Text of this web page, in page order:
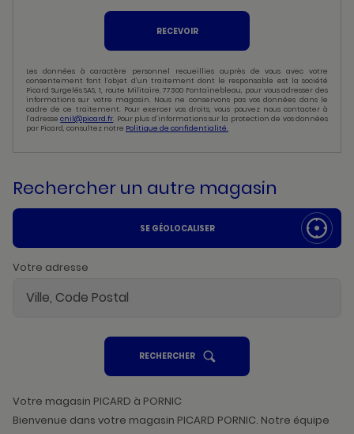
RECEVOIR
Les données à caractère personnel recueillies auprès de vous avec votre
consentement font l’objet d’un traitement dont le responsable est la société
Picard Surgelés SAS, 1, route Militaire, 77300 Fontainebleau, pour vous adresser des
informations sur votre magasin. Nous ne conservons pas vos données dans le
cadre de ce traitement. Pour exercer vos droits, vous pouvez nous contacter à
l’adressecnil@picard.fr. Pour plus d’informations sur la protection de vos données
par Picard, consultez notre Politique de confidentialité.
Rechercher un autre magasin
SE GÉOLOCALISER
Votre adresse
RECHERCHERUN
POINT
VENTE
Votre magasin PICARD à PORNIC
Bienvenue dans votre magasin PICARD PORNIC. Notre équipe